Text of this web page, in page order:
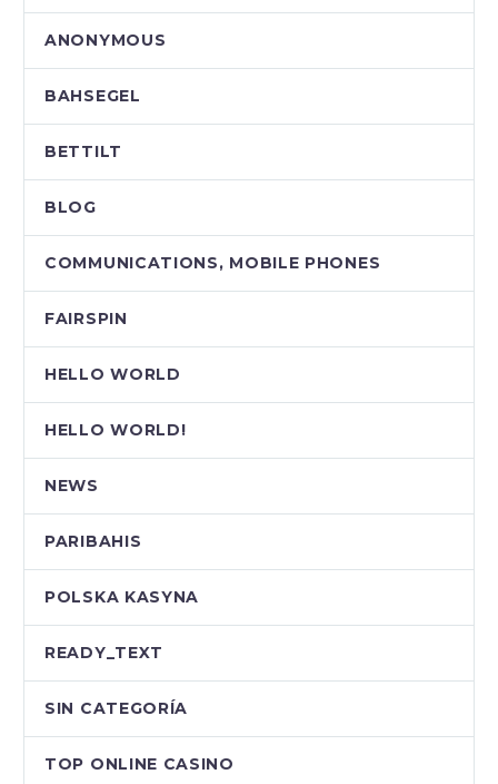
ANONYMOUS
BAHSEGEL
BETTILT
BLOG
COMMUNICATIONS, MOBILE PHONES
FAIRSPIN
HELLO WORLD
HELLO WORLD!
NEWS
PARIBAHIS
POLSKA KASYNA
READY_TEXT
SIN CATEGORÍA
TOP ONLINE CASINO